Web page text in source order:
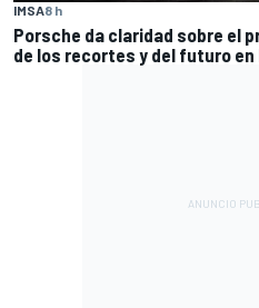
IMSA8 h
Porsche da claridad sobre el
de los recortes y del futuro en